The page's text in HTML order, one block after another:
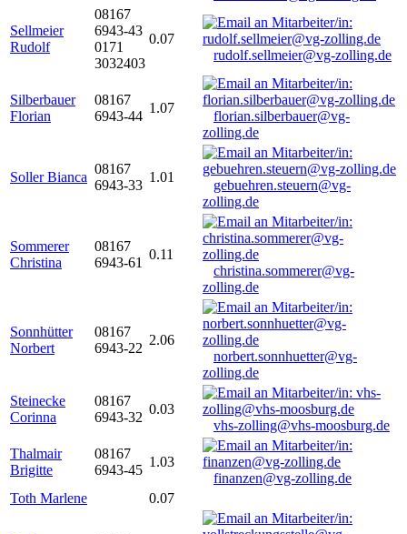
Sellmeier
Rudolf
08167
6943-43
0171
3032403
0.07
rudolf.sellmeier@vg-zolling.de
Silberbauer
Florian
08167
6943-44
1.07
florian.silberbauer@vg-
zolling.de
Soller Bianca
08167
6943-33
1.01
gebuehren.steuern@vg-
zolling.de
Sommerer
Christina
08167
6943-61
0.11
christina.sommerer@vg-
zolling.de
Sonnhütter
Norbert
08167
6943-22
2.06
norbert.sonnhuetter@vg-
zolling.de
Steinecke
Corinna
08167
6943-32
0.03
vhs-zolling@vhs-moosburg.de
Thalmair
Brigitte
08167
6943-45
1.03
finanzen@vg-zolling.de
Toth Marlene
0.07